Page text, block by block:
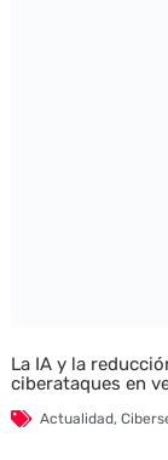
La IA y la
ciberataques en
Actualidad,